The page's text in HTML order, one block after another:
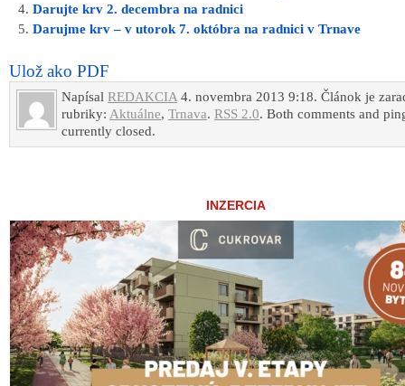
Darujte krv 2. decembra na radnici
Darujme krv – v utorok 7. októbra na radnici v Trnave
Ulož ako PDF
Napísal REDAKCIA4. novembra 2013 9:18. Článok je
rubriky: Aktuálne, Trnava. RSS 2.0. Both comments and
currently closed.
INZERCIA